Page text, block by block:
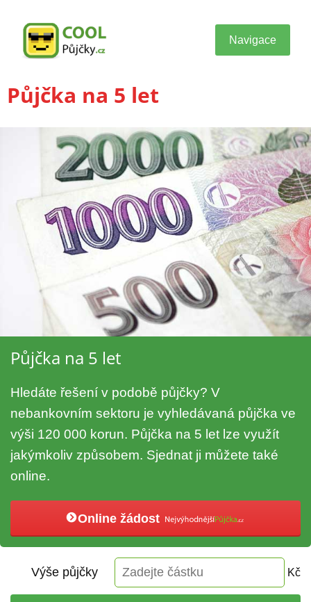
Navigace
Půjčka na 5 let
Půjčka na 5 let
Hledáte řešení v podobě půjčky? V
nebankovním sektoru je vyhledávaná půjčka ve
výši 120 000 korun. Půjčka na 5 let lze využít
jakýmkoliv způsobem. Sjednat ji můžete také
online.
Online žádost
Výše půjčky Kč